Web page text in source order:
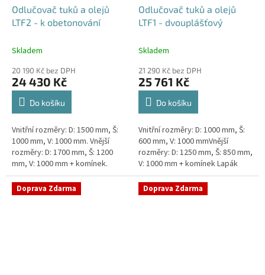
Odlučovač tuků a olejů
LTF2 - k obetonování
Skladem
20 190 Kč bez DPH
24 430 Kč
Do košíku
Vnitřní rozměry: D: 1500 mm, Š:
1000 mm, V: 1000 mm. Vnější
rozměry: D: 1700 mm, Š: 1200
mm, V: 1000 mm + komínek.
Lapák tuků do 2l/s nebo 250
jídel denně Průměr a umístění...
Odlučovač tuků a olejů
LTF1 - dvouplášťový
Skladem
21 290 Kč bez DPH
25 761 Kč
Do košíku
Vnitřní rozměry: D: 1000 mm, Š:
600 mm, V: 1000 mmVnější
rozměry: D: 1250 mm, Š: 850 mm,
V: 1000 mm + komínek Lapák
tuků do 1l/s nebo 100 jídel
denně Průměr a umístění...
Doprava Zdarma Doprava Zdarma